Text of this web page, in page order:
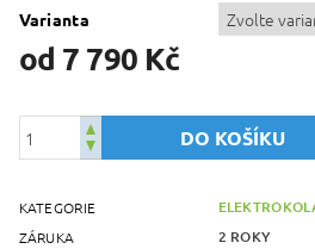
Varianta
od 7 790 Kč
KATEGORIE
ZÁRUKA 2 ROKY